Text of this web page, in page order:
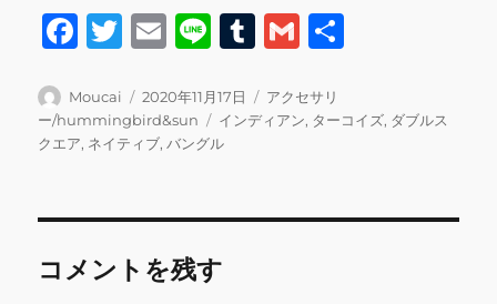
F
c
e
o
k
T
it
te
E
ai
l
Li
e
T
m
bl
G
ai
l
投
稿
者
Moucai
投
稿
日:
2020年11月17日
カ
テ
アクセサリ
ー/hummingbird&sun
タ
グ
インディアン, ターコイズ, ダブルス
クエア, ネイティブ,バングル
コメントを残す